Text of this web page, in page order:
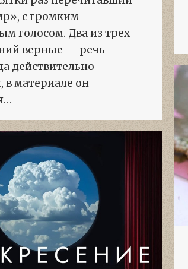
с громким
голосом. Два из трех
верные — речь
действительно
в материале он